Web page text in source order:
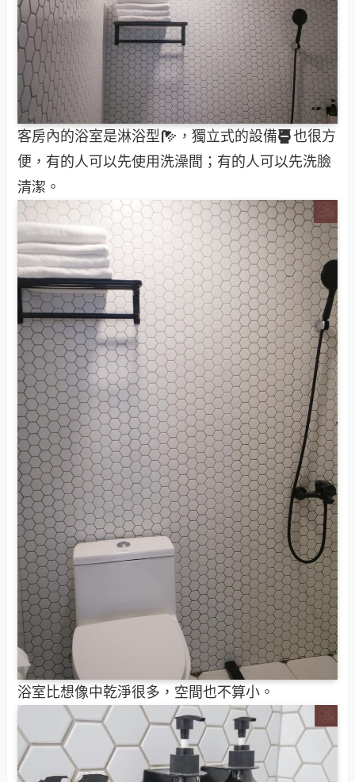
客房內的浴室是淋浴型 ，獨立式的設備
也很方
便，有的人可以先使用洗澡間；有的人可以先洗臉
清潔。
浴室比想像中乾淨很多，空間也不算小。